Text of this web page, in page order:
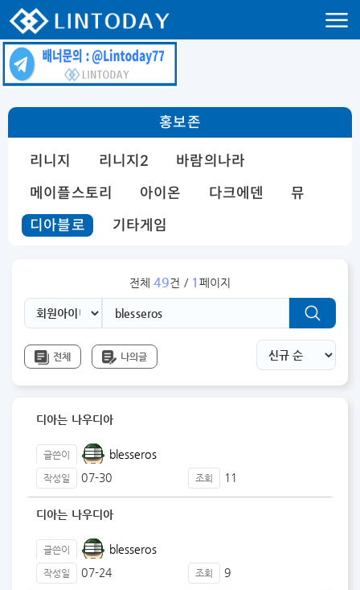
리니지 프리서버 홍보 및 프리서버 홍보 커뮤니티 사이트 린투데이 입니다.
홍보존
리니지 리니지2
바람의나라
메이플스토리
아이온 다크에덴
뮤
디아블로
기타게임
전체 49건 / 1 페이지
전체 나의글
디아는 나우디아
글쓴이 blesseros
작성일 07-30 조회 11
디아는 나우디아
글쓴이 blesseros
작성일 07-24 조회 9